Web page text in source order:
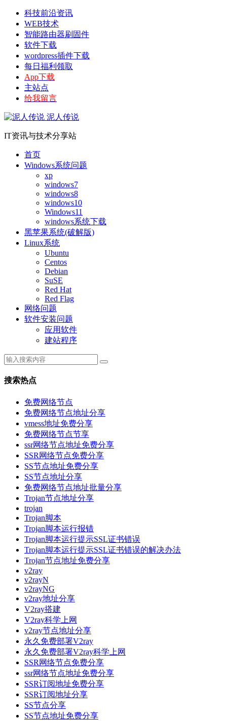
科技前沿资讯
WEB技术
智能路由器刷固件
软件下载
wordpress插件下载
每日福利领取
App下载
主站点
给我留言
泥人传说
IT资讯与技术分享站
首页
Windows系统问题
xp
windows7
windows8
windows10
Windows11
windows系统下载
黑苹果系统(破解版)
Linux系统
Ubuntu
Centos
Debian
SuSE
Red Hat
Red Flag
网络问题
软件安装问题
应用软件
建站程序
搜索热点
免费网络节点
免费网络节点地址分享
vmess地址免费分享
免费网络节点节享
ssr网络节点地址免费分享
SSR网络节点免费分享
SS节点地址免费分享
SS节点地址分享
免费网络节点地址批量分享
Trojan节点地址分享
trojan
Trojan脚本
Trojan脚本运行报错
Trojan脚本运行提示SSL证书错误
Trojan脚本运行提示SSL证书错误的解决办法
Trojan节点地址免费分享
v2ray
v2rayN
v2rayNG
v2ray地址分享
V2ray搭建
V2ray科学上网
v2ray节点地址分享
永久免费部署V2ray
永久免费部署V2ray科学上网
SSR网络节点免费分享
ssr网络节点地址免费分享
SSR订阅地址免费分享
SSR订阅地址分享
SS节点分享
SS节点地址免费分享